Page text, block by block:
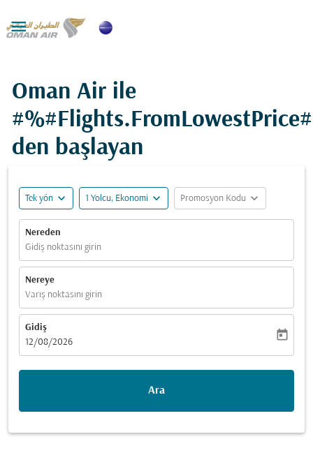

Oman Air ile
den başlayan
Tek yön expand_more 1 Yolcu, Ekonomi expand_more Promosyon Kodu expand_more
Nereden
Gidiş noktasını girin
Nereye
Varış noktasını girin
Gidiş
fc-booking-departure-date-aria-label
12/08/2026
today
Ara